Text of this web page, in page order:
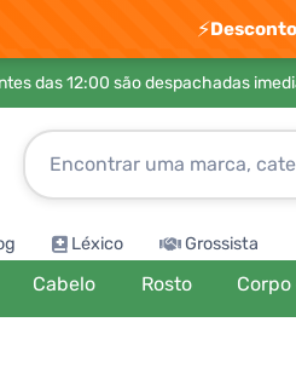
⚡
das 12:00 são despachadas
Léxico Grossista
Cabelo Rosto